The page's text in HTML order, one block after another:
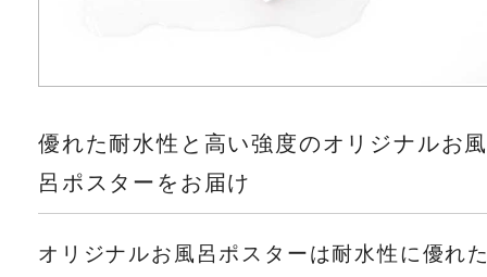
優れた耐水性と高い強度のオリジナルお
呂ポスターをお届け
オリジナルお風呂ポスターは耐水性に優れ